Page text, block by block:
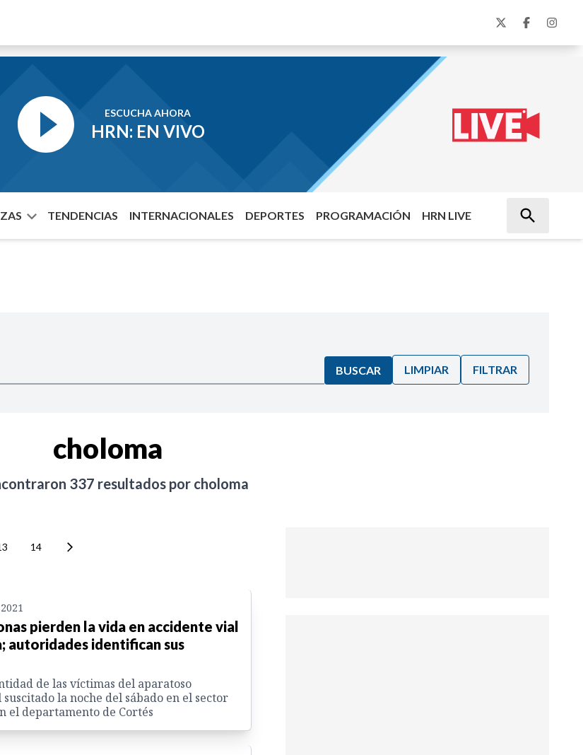
ESCUCHA AHORA
HRN: EN VIVO
TENDENCIAS INTERNACIONALES DEPORTES PROGRAMACIÓN HRN LIVE
BUSCAR LIMPIAR FILTRAR
choloma
337 resultados por choloma
14
pierden la vida en accidente vial
autoridades identifican sus
de las víctimas del aparatoso
la noche del sábado en el sector
el departamento de Cortés